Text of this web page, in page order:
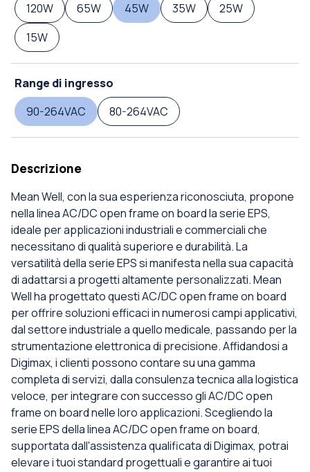
120W
65W 45W 35W
25W
15W
Range di ingresso
90-264VAC
80-264VAC
Descrizione
Mean Well, con la sua esperienza riconosciuta, propone
nella linea AC/DC open frame on board la serie EPS,
ideale per applicazioni industriali e commerciali che
necessitano di qualità superiore e durabilità. La
versatilità della serie EPS si manifesta nella sua capacità
di adattarsi a progetti altamente personalizzati. Mean
Well ha progettato questi AC/DC open frame on board
per offrire soluzioni efficaci in numerosi campi applicativi,
dal settore industriale a quello medicale, passando per la
strumentazione elettronica di precisione. Affidandosi a
Digimax, i clienti possono contare su una gamma
completa di servizi, dalla consulenza tecnica alla logistica
veloce, per integrare con successo gli AC/DC open
frame on board nelle loro applicazioni. Scegliendo la
serie EPS della linea AC/DC open frame on board,
supportata dall'assistenza qualificata di Digimax, potrai
elevare i tuoi standard progettuali e garantire ai tuoi